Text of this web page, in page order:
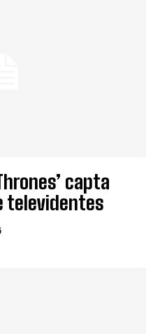
capta
televidentes